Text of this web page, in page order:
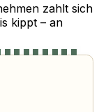
zahlt sich
kippt – an